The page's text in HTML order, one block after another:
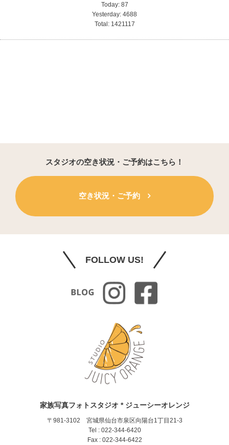
Today: 87
Yesterday: 4688
Total: 1421117
スタジオの空き状況・ご予約はこちら！
空き状況・ご予約
FOLLOW US!
家族写真フォトスタジオ * ジューシーオレンジ
〒981-3102 宮城県仙台市泉区向陽台1丁目21-3
Tel : 022-344-6420
Fax : 022-344-6422